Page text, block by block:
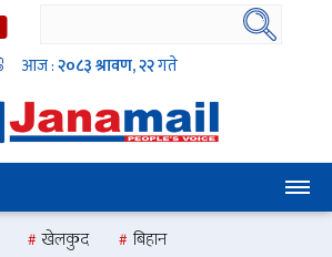
आज :२०८३ श्रावण, २२गते
खेलकुद
बिहान